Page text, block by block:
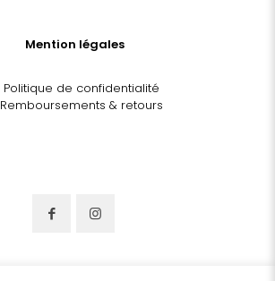
Mention légales
Politique de confidentialité
Remboursements & retours